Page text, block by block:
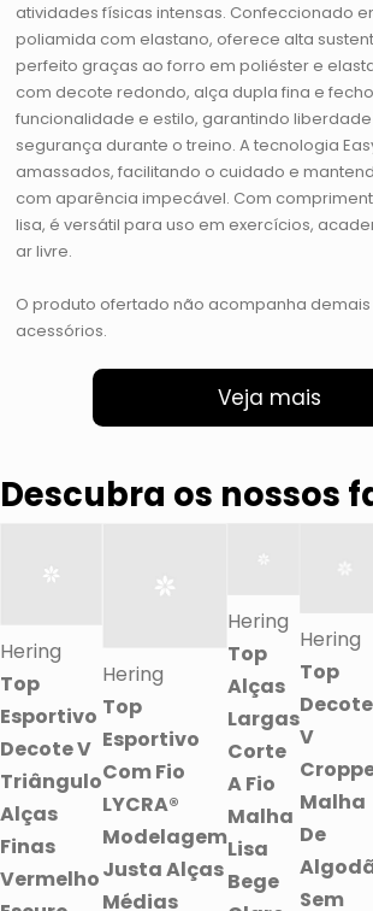
atividades físicas intensas. Confeccionado
poliamida com elastano, oferece alta
perfeito graças ao forro em poliéster e
com decote redondo, alça dupla fina e
funcionalidade e estilo, garantindo
segurança durante o treino. A tecnologia
amassados, facilitando o cuidado e
com aparência impecável. Com
lisa, é versátil para uso em exercícios,
ar livre.
O produto ofertado não acompanha
acessórios.
Veja mais
Descubra os nossos
Hering
Top
Esportivo
Decote V
Triângulo
Alças
Finas
Vermelho
Hering
Top
Esportivo
Com Fio
LYCRA®
Modelagem
Justa Alças
Médias
Hering
Top
Alças
Largas
Corte
A Fio
Malha
Lisa
Bege
Hering
Top
Decote
V
Malha
De
Sem